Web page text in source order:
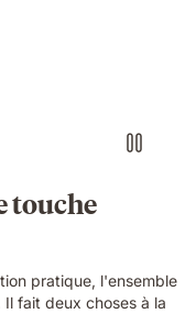
touche
pratique, l'ensemble
fait deux choses à la